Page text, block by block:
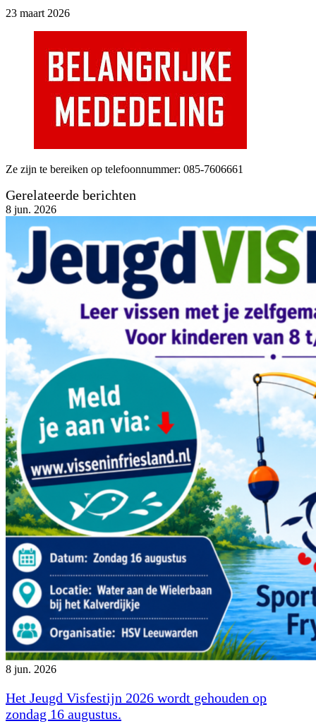
23 maart 2026
Ze zijn te bereiken op telefoonnummer: 085-7606661
Gerelateerde berichten
8 jun. 2026
8 jun. 2026
Het Jeugd Visfestijn 2026 wordt gehouden op
zondag 16 augustus.